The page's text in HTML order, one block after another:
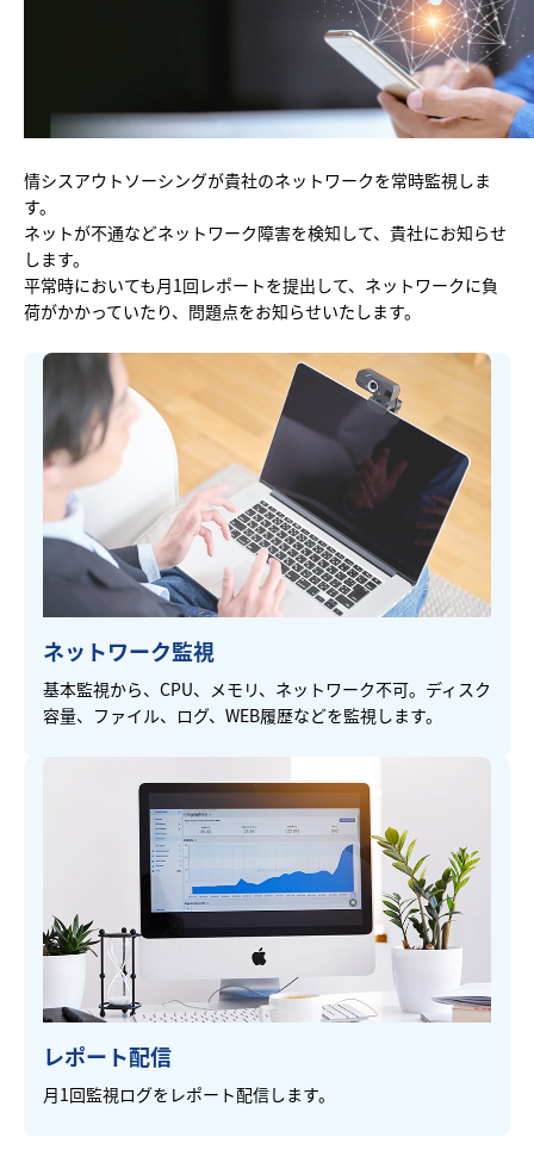
他社との違い
料金
導入の流れ
情シスアウトソーシングが貴社のネットワークを常時監視しま
す。
ネットが不通などネットワーク障害を検知して、貴社にお知らせ
します。
平常時においても月1回レポートを提出して、ネットワークに負
荷がかかっていたり、問題点をお知らせいたします。
ネットワーク監視
基本監視から、CPU、メモリ、ネットワーク不可。ディスク
容量、ファイル、ログ、WEB履歴などを監視します。
レポート配信
月1回監視ログをレポート配信します。